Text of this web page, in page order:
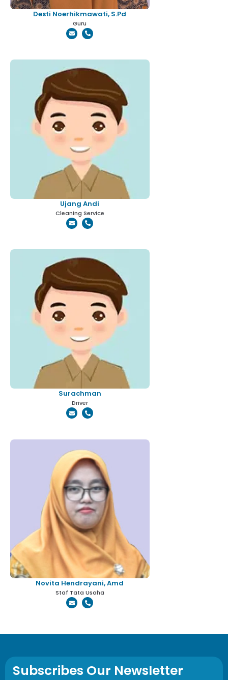
Desti Noerhikmawati, S.Pd
Guru
Ujang Andi
Cleaning Service
Surachman
Driver
Novita Hendrayani, Amd
Staf Tata Usaha
Subscribes Our Newsletter